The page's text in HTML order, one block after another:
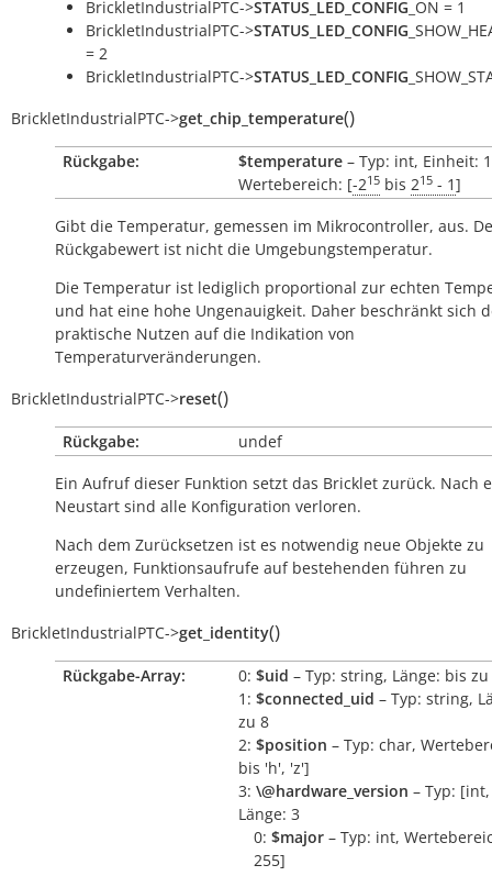
BrickletIndustrialPTC->STATUS_LED_CONFIG _ON = 1
BrickletIndustrialPTC->STATUS_LED_CONFIG
= 2
BrickletIndustrialPTC->STATUS_LED_CONFIG
BrickletIndustrialPTC->get_chip_temperature()
Rückgabe: $temperature – Typ: int, Einheit:
Wertebereich: [-215 bis 215 - 1]
Gibt die Temperatur, gemessen im Mikrocontroller, aus.
Rückgabewert ist nicht die Umgebungstemperatur.
Die Temperatur ist lediglich proportional zur echten
und hat eine hohe Ungenauigkeit. Daher beschränkt sich
praktische Nutzen auf die Indikation von
Temperaturveränderungen.
BrickletIndustrialPTC->reset()
Rückgabe:
undef
Ein Aufruf dieser Funktion setzt das Bricklet zurück. Nach
Neustart sind alle Konfiguration verloren.
Nach dem Zurücksetzen ist es notwendig neue Objekte zu
erzeugen, Funktionsaufrufe auf bestehenden führen zu
undefiniertem Verhalten.
BrickletIndustrialPTC->get_identity()
Rückgabe-Array: 0: $uid – Typ: string, Länge: bis zu
1: $connected_uid – Typ: string,
zu 8
2: $position – Typ: char,
bis 'h', 'z']
3: \@hardware_version – Typ:
Länge: 3
0: $major – Typ: int,
255]